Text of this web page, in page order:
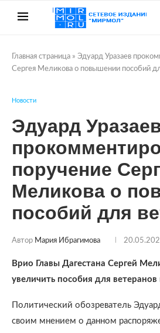
Главная страница » Эдуард Уразаев
Сергея Меликова о повышении пособий
Новости
Эдуард
поручение
Меликова о
пособий для
Автор Мария Ибрагимова
Врио Главы Дагестана Сергей
увеличить пособия для ветеранов
Политический обозреватель
своим мнением о данном